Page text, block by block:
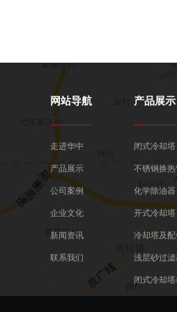
网站导航
走进华中
产品展示
公司案例
企业文化
新闻资讯
联系我们
产品展示
闭式冷却塔
不锈钢换
化学除油器
开式冷却塔
冷却塔及
浅层砂过滤
闭式冷却